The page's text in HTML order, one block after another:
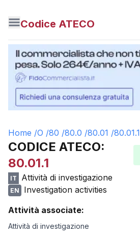
Codice ATECO
Home /O /80 /80.0 /80.01 /80.01.1
CODICE ATECO:
80.01.1
IT Attività di investigazione
EN
Investigation activities
Attività associate:
Attività di investigazione